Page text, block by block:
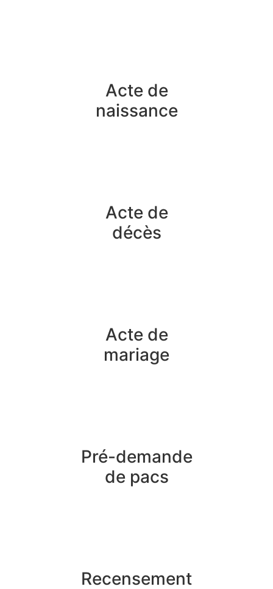
Acte de
naissance
Acte de
décès
Acte de
mariage
Pré-demande
de pacs
Recensement